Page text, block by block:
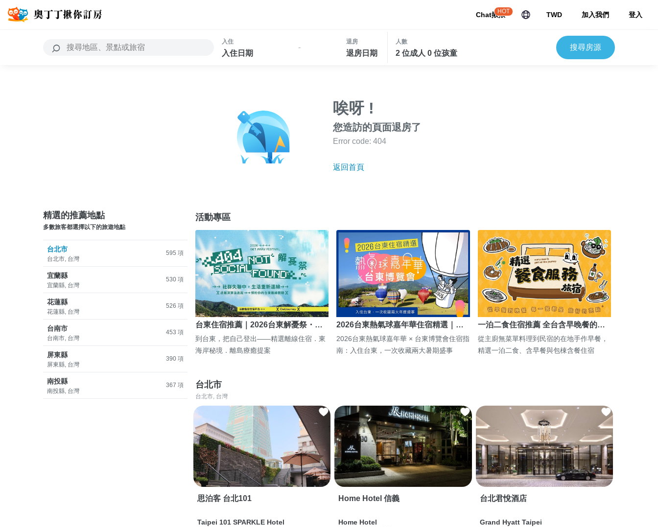
Chat揪揪
HOT TWD 加入我們 登入
入住
入住日期
-
退房
退房日期
人數
2 位成人 0 位孩童
搜尋房源
唉呀 !
您造訪的頁面退房了
Error code: 404
返回首頁
精選的推薦地點
多數旅客都選擇以下的旅遊地點
台北市
台北市, 台灣
595 項
宜蘭縣
宜蘭縣, 台灣
530 項
花蓮縣
花蓮縣, 台灣
526 項
台南市
台南市, 台灣
453 項
屏東縣
屏東縣, 台灣
390 項
南投縣
南投縣, 台灣
367 項
活動專區
台東住宿推薦｜2026台東解憂祭・…
到台東，把自己登出——精選離線住宿．東
海岸秘境．離島療癒提案
2026台東熱氣球嘉年華住宿精選｜…
2026台東熱氣球嘉年華 × 台東博覽會住宿指
南：入住台東，一次收藏兩大暑期盛事
一泊二食住宿推薦 全台含早晚餐的…
從主廚無菜單料理到民宿的在地手作早餐，
精選一泊二食、含早餐與包棟含餐住宿
台北市
台北市, 台灣
思泊客 台北101
Taipei 101 SPARKLE Hotel
Home Hotel 信義
Home Hotel
台北君悅酒店
Grand Hyatt Taipei